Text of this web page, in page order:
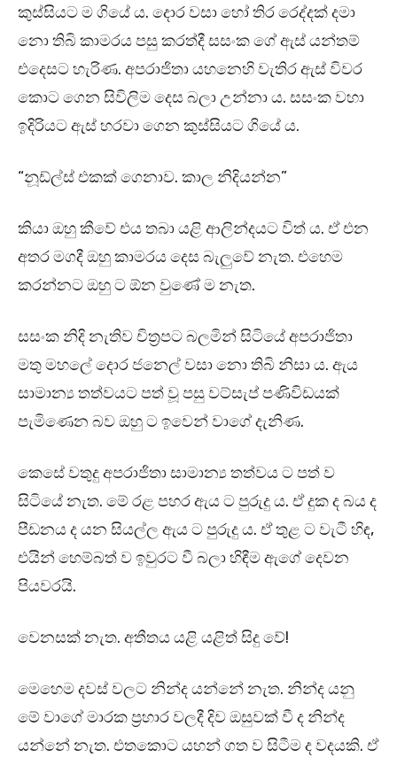
කුස්සියට ම ගියේ ය. දොර වසා හෝ තිර රෙද්දක් දමා
නො තිබි කාමරය පසු කරත්දී සසංක ගේ ඇස් යන්තම්
එදෙසට හැරිණ. අපරාජිතා යහනෙහි වැතිර ඇස් විවර
කොට ගෙන සිවිලිම දෙස බලා උන්නා ය. සසංක වහා
ඉදිරියට ඇස් හරවා ගෙන කුස්සියට ගියේ ය.
“නූඩ්ල්ස් එකක් ගෙනාව. කාල නිදියන්න”
කියා ඔහු කීවේ එය තබා යළි ආලින්දයට විත් ය. ඒ එන
අතර මගදී ඔහු කාමරය දෙස බැලුවේ නැත. එහෙම
කරන්නට ඔහු ට ඕන වුණේ ම නැත.
සසංක නිදි නැතිව චිත්‍රපට බලමින් සිටියේ අපරාජිතා
මතු මහලේ දොර ජනෙල් වසා නො තිබි නිසා ය. ඇය
සාමාන්‍ය තත්වයට පත් වූ පසු වට්සැප් පණිවිඩයක්
පැමිණෙන බව ඔහු ට ඉවෙන් වාගේ දැනිණ.
කෙසේ වතුදු අපරාජිතා සාමාන්‍ය තත්වය ට පත් ව
සිටියේ නැත. මේ රළ පහර ඇය ට පුරුදු ය. ඒ දුක ද බය ද
පීඩනය ද යන සියල්ල ඇය ට පුරුදු ය. ඒ තුළ ට වැටී හිඳ,
එයින් හෙම්බත් ව ඉවුරට වී බලා හිඳීම ඇගේ දෙවන
පියවරයි.
වෙනසක් නැත. අතීතය යළි යළිත් සිදු වේ!
මෙහෙම දවස් වලට නින්ද යන්නේ නැත. නින්ද යනු
මේ වාගේ මාරක ප්‍රහාර වලදී දිව ඔසුවක් වී ද නින්ද
යන්නේ නැත. එතකොට යහන් ගත ව සිටීම ද වදයකි. ඒ